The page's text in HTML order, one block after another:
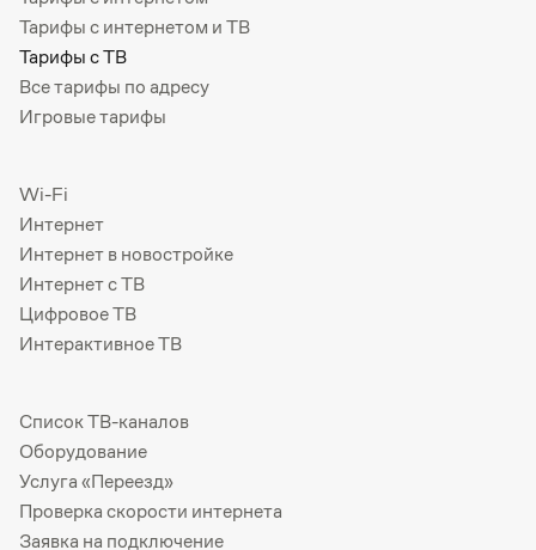
Тарифы с интернетом и ТВ
Тарифы с ТВ
Все тарифы по адресу
Игровые тарифы
Wi-Fi
Интернет
Интернет в новостройке
Интернет с ТВ
Цифровое ТВ
Интерактивное ТВ
Список ТВ-каналов
Оборудование
Услуга «Переезд»
Проверка скорости интернета
Заявка на подключение